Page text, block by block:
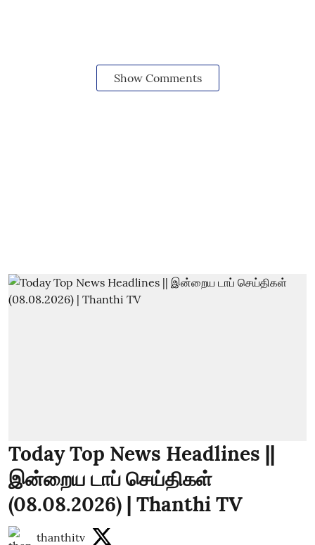
Show Comments
Today Top News Headlines ||
இன்றைய டாப் செய்திகள்
(08.08.2026) | Thanthi TV
thanthitv